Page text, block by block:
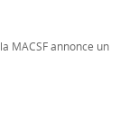
MACSF annonce un